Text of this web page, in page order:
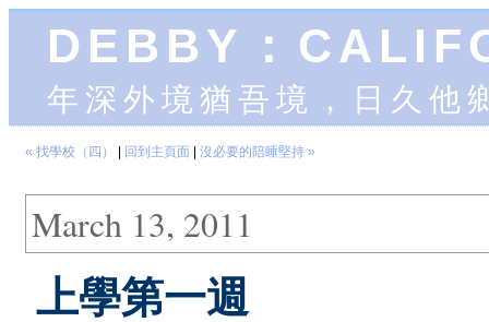
DEBBY：
年深外境猶吾境，日久
« 找學校（四） 回到主頁面 沒必要的陪睡堅持 »
March 13, 2011
上學第一週